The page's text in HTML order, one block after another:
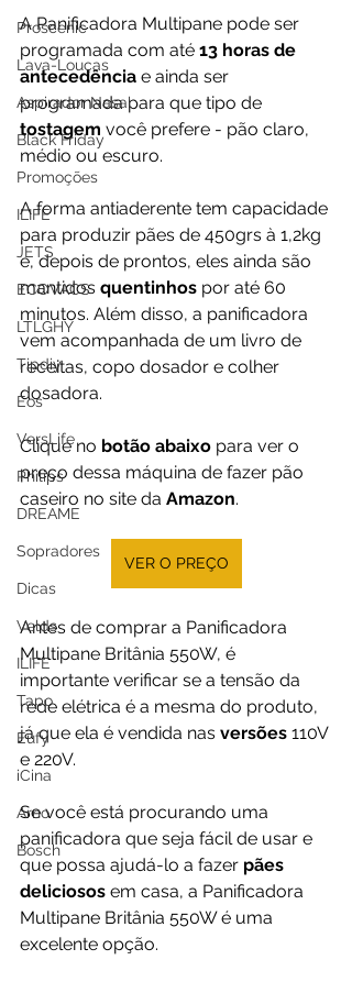
Proscenic
Lava-Louças
Aspirador Nasal
Black Friday
Promoções
ILIFE
JETS
ECOVACS
LTLGHY
Tipdiy
Eos
VersLife
Philips
DREAME
Sopradores
Dicas
Velds
ILIFE
Tapo
Eufy
iCina
Arno
Bosch
A Panificadora Multipane pode ser
programada com até 13 horas de
antecedência e ainda ser
programada para que tipo de
tostagem você prefere - pão claro,
médio ou escuro.
A forma antiaderente tem capacidade
para produzir pães de 450grs à 1,2kg
e, depois de prontos, eles ainda são
mantidos quentinhos por até 60
minutos. Além disso, a panificadora
vem acompanhada de um livro de
receitas, copo dosador e colher
dosadora.
Clique no botão abaixo para ver o
preço dessa máquina de fazer pão
caseiro no site da Amazon.
VER O PREÇO
Antes de comprar a Panificadora
Multipane Britânia 550W, é
importante verificar se a tensão da
rede elétrica é a mesma do produto,
já que ela é vendida nas versões 110V
e 220V.
Se você está procurando uma
panificadora que seja fácil de usar e
que possa ajudá-lo a fazer pães
deliciosos em casa, a Panificadora
Multipane Britânia 550W é uma
excelente opção.